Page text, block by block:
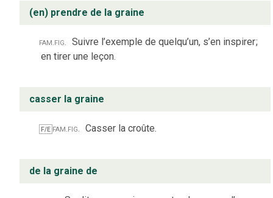
(en) prendre de la graine
fam.fig. Suivre l’exemple de quelqu’un, s’en inspirer;
en tirer une leçon.
casser la graine
F/E fam.fig. Casser la croûte.
de la graine de